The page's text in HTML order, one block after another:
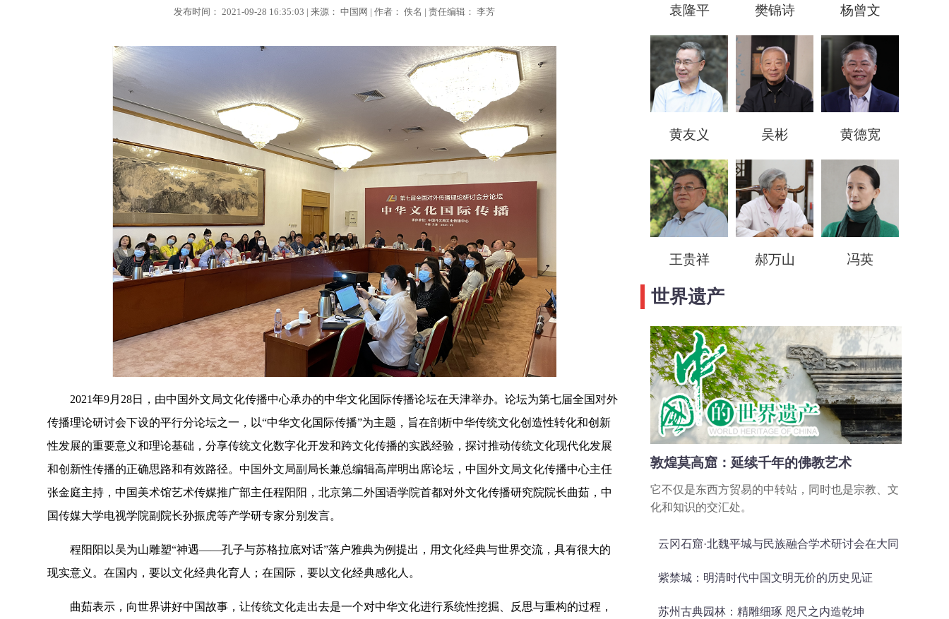
发布时间： 2021-09-28 16:35:03 | 来源： 中国网 | 作者： 佚名 | 责任编辑： 李芳
2021年9月28日，由中国外文局文化传播中心承办的中华文化国际传播论坛在天津举办。论坛为第七届全国对外
传播理论研讨会下设的平行分论坛之一，以“中华文化国际传播”为主题，旨在剖析中华传统文化创造性转化和创新
性发展的重要意义和理论基础，分享传统文化数字化开发和跨文化传播的实践经验，探讨推动传统文化现代化发展
和创新性传播的正确思路和有效路径。中国外文局副局长兼总编辑高岸明出席论坛，中国外文局文化传播中心主任
张金庭主持，中国美术馆艺术传媒推广部主任程阳阳，北京第二外国语学院首都对外文化传播研究院院长曲茹，中
国传媒大学电视学院副院长孙振虎等产学研专家分别发言。
程阳阳以吴为山雕塑“神遇——孔子与苏格拉底对话”落户雅典为例提出，用文化经典与世界交流，具有很大的
现实意义。在国内，要以文化经典化育人；在国际，要以文化经典感化人。
曲茹表示，向世界讲好中国故事，让传统文化走出去是一个对中华文化进行系统性挖掘、反思与重构的过程，
袁隆平 樊锦诗 杨曾文
黄友义 吴彬 黄德宽
王贵祥 郝万山 冯英
世界遗产
敦煌莫高窟：延续千年的佛教艺术
它不仅是东西方贸易的中转站，同时也是宗教、文
化和知识的交汇处。
云冈石窟·北魏平城与民族融合学术研讨会在大同
召开
紫禁城：明清时代中国文明无价的历史见证
苏州古典园林：精雕细琢 咫尺之内造乾坤